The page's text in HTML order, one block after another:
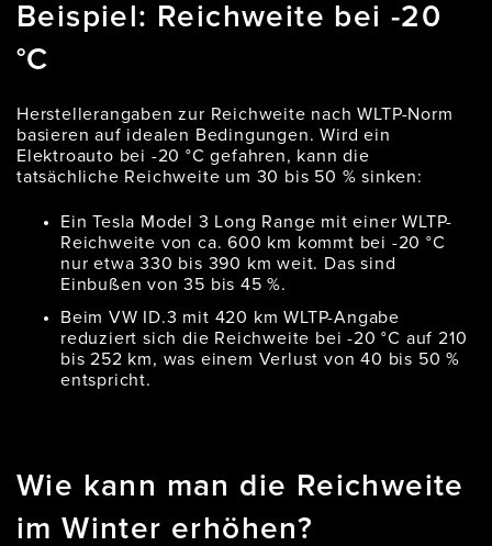
Beispiel: Reichweite bei -20
°C
Herstellerangaben zur Reichweite nach WLTP-Norm
basieren auf idealen Bedingungen. Wird ein
Elektroauto bei -20 °C gefahren, kann die
tatsächliche Reichweite um 30 bis 50 % sinken:
Ein Tesla Model 3 Long Range mit einer WLTP-
Reichweite von ca. 600 km kommt bei -20 °C
nur etwa 330 bis 390 km weit. Das sind
Einbußen von 35 bis 45 %.
Beim VW ID.3 mit 420 km WLTP-Angabe
reduziert sich die Reichweite bei -20 °C auf 210
bis 252 km, was einem Verlust von 40 bis 50 %
entspricht.
Wie kann man die Reichweite
im Winter erhöhen?